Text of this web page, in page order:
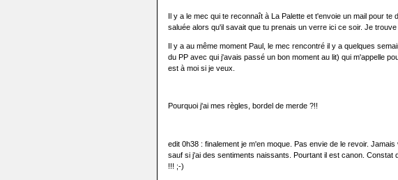
Il y a le mec qui te reconnaît à La Palette et t'envoie un mail pour te
saluée alors qu'il savait que tu prenais un verre ici ce soir. Je trouve
Il y a au même moment Paul, le mec rencontré il y a quelques
du PP avec qui j'avais passé un bon moment au lit) qui m'appelle
est à moi si je veux.
Pourquoi j'ai mes règles, bordel de merde ?!!
edit 0h38 : finalement je m'en moque. Pas envie de le revoir.
sauf si j'ai des sentiments naissants. Pourtant il est canon. Constat
!!! ;-)